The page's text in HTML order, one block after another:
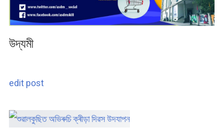
উদ্যমী
edit post